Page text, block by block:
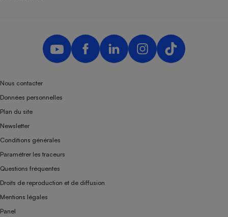
Nous contacter
Données personnelles
Plan du site
Newsletter
Conditions générales
Paramétrer les traceurs
Questions fréquentes
Droits de reproduction et de diffusion
Mentions légales
Panel